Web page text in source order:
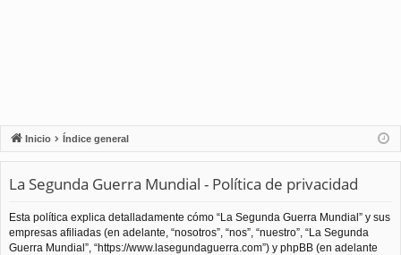
Inicio Índice general
La Segunda Guerra Mundial - Política de privacidad
Esta política explica detalladamente cómo “La Segunda Guerra Mundial” y sus
empresas afiliadas (en adelante, “nosotros”, “nos”, “nuestro”, “La Segunda
Guerra Mundial”, “https://www.lasegundaguerra.com”) y phpBB (en adelante